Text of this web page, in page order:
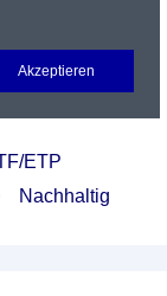
Login
ETP
Nachhaltig
Akzeptieren